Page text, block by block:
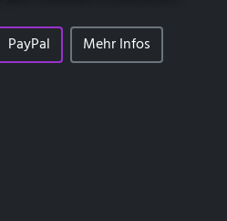
PayPal Mehr Infos